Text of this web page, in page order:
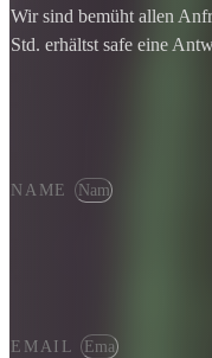
Wir sind bemüht allen
Std. erhältst safe eine
NAME
EMAIL